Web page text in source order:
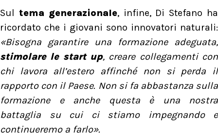
Sul tema generazionale, infine, Di Stefano ha
ricordato che i giovani sono innovatori naturali:
«Bisogna garantire una formazione adeguata,
stimolare le start up, creare collegamenti con
chi lavora all’estero affinché non si perda il
rapporto con il Paese. Non si fa abbastanza sulla
formazione e anche questa è una nostra
battaglia su cui ci stiamo impegnando e
continueremo a farlo».